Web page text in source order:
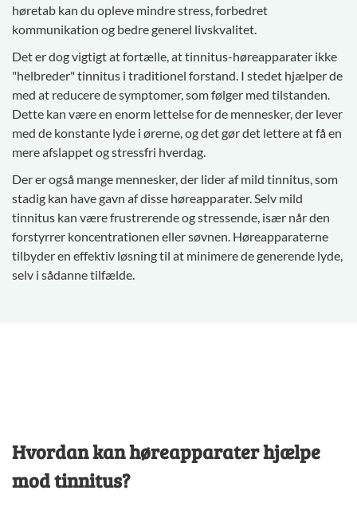
høretab kan du opleve mindre stress, forbedret
kommunikation og bedre generel livskvalitet.
Det er dog vigtigt at fortælle, at tinnitus-høreapparater ikke
"helbreder" tinnitus i traditionel forstand. I stedet hjælper de
med at reducere de symptomer, som følger med tilstanden.
Dette kan være en enorm lettelse for de mennesker, der lever
med de konstante lyde i ørerne, og det gør det lettere at få en
mere afslappet og stressfri hverdag.
Der er også mange mennesker, der lider af mild tinnitus, som
stadig kan have gavn af disse høreapparater. Selv mild
tinnitus kan være frustrerende og stressende, især når den
forstyrrer koncentrationen eller søvnen. Høreapparaterne
tilbyder en effektiv løsning til at minimere de generende lyde,
selv i sådanne tilfælde.
Hvordan kan høreapparater hjælpe
mod tinnitus?